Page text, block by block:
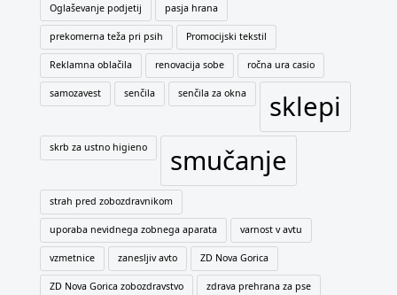
Oglaševanje podjetij pasja hrana
prekomerna teža pri psih Promocijski tekstil
Reklamna oblačila renovacija sobe ročna ura casio
samozavest senčila senčila za okna sklepi
skrb za ustno higieno smučanje
strah pred zobozdravnikom
uporaba nevidnega zobnega aparata varnost v avtu
vzmetnice zanesljiv avto ZD Nova Gorica
ZD Nova Gorica zobozdravstvo zdrava prehrana za pse